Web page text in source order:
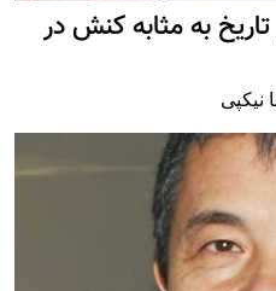
به مثابه کنش در
نیکپی